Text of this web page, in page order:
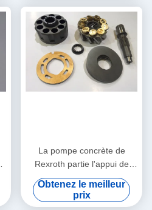
La pompe concrète de
Rexroth partie l'appui de
machines de construction de
PV90R030 PV90R042
Obtenez le meilleur
prix